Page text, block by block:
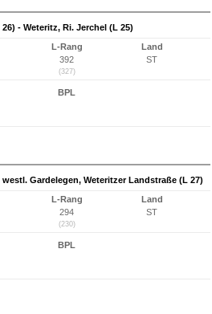
- Weteritz, Ri. Jerchel (L 25)
L-Rang
392
(327)
Land
ST
BPL
Gardelegen, Weteritzer Landstraße (L 27)
L-Rang
294
(230)
Land
ST
BPL